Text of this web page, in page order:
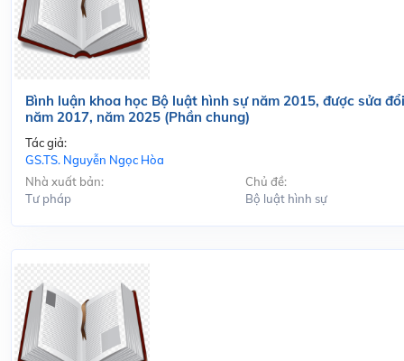
Bình luận khoa học Bộ luật hình sự năm 2015, được sửa
năm 2017, năm 2025 (Phần chung)
Tác giả:
GS.TS. Nguyễn Ngọc Hòa
Nhà xuất bản:
Tư pháp
Chủ đề:
Bộ luật hình sự